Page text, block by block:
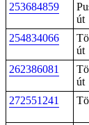
253684859
út
254834066
út
262386081
út
272551241